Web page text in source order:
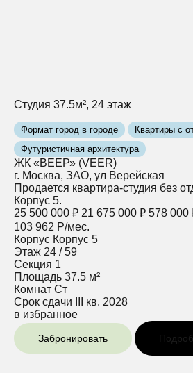
Студия 37.5м², 24 этаж
Формат город в городе
Квартиры с
Футуристичная архитектура
ЖК «ВЕЕР» (VEER)
г. Москва, ЗАО, ул Верейская
Продается квартира-студия без
Корпус 5.
25 500 000 ₽ 21 675 000 ₽ 578 000
103 962 Р/мес.
Корпус Корпус 5
Этаж 24 / 59
Секция 1
Площадь 37.5 м²
Комнат Ст
Срок сдачи
III кв. 2028
в избранное
Забронировать